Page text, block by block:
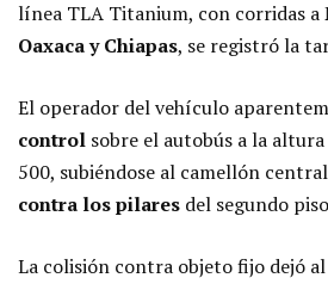
línea TLA Titanium, con corridas a
Oaxaca y Chiapas, se registró la
El operador del vehículo
control sobre el autobús a la
500, subiéndose al camellón
contra los pilares del segundo
La colisión contra objeto fijo dejó